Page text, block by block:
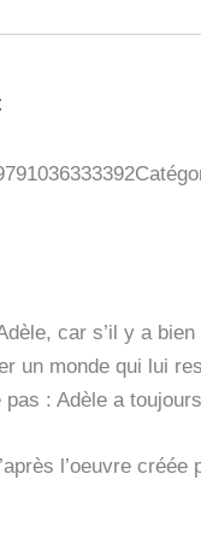
car s’il y a
un monde qui lui
: Adèle a
l’oeuvre